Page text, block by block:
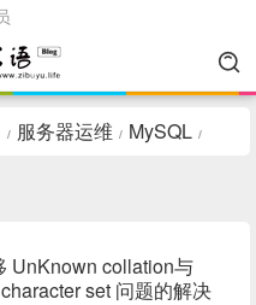
/ 服务器运维 / MySQL /
UnKnown collation与
set 问题的解决